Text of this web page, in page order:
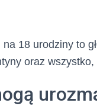
18 urodziny to
oraz